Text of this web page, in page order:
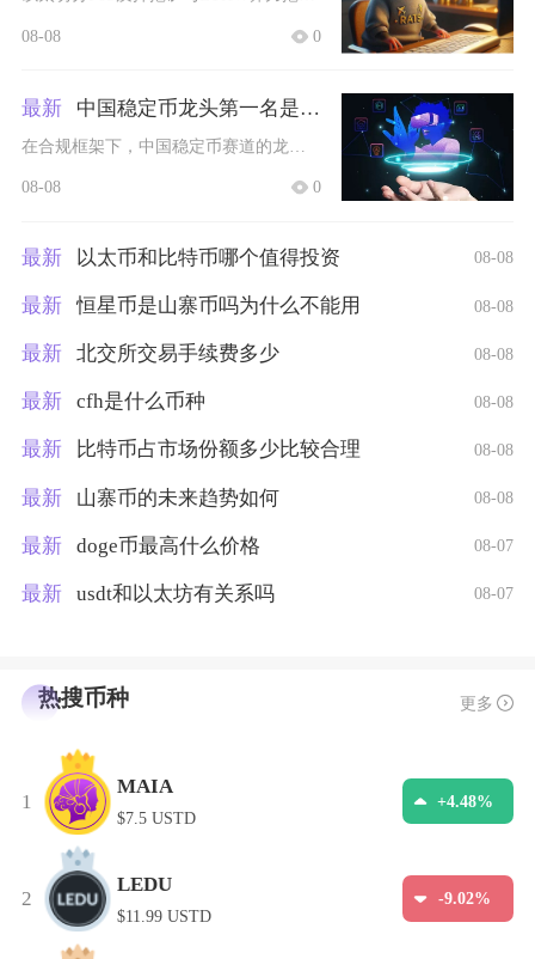
08-08 0
最新 中国稳定币龙头第一名是谁啊
08-08 0
最新 以太币和比特币哪个值得投资 08-08
最新 恒星币是山寨币吗为什么不能用 08-08
最新 北交所交易手续费多少 08-08
最新 cfh是什么币种 08-08
最新 比特币占市场份额多少比较合理 08-08
最新 山寨币的未来趋势如何 08-08
最新 doge币最高什么价格 08-07
最新 usdt和以太坊有关系吗 08-07
热搜币种 更多
1
MAIA
$7.5 USTD
+4.48%
2
LEDU
$11.99 USTD
-9.02%